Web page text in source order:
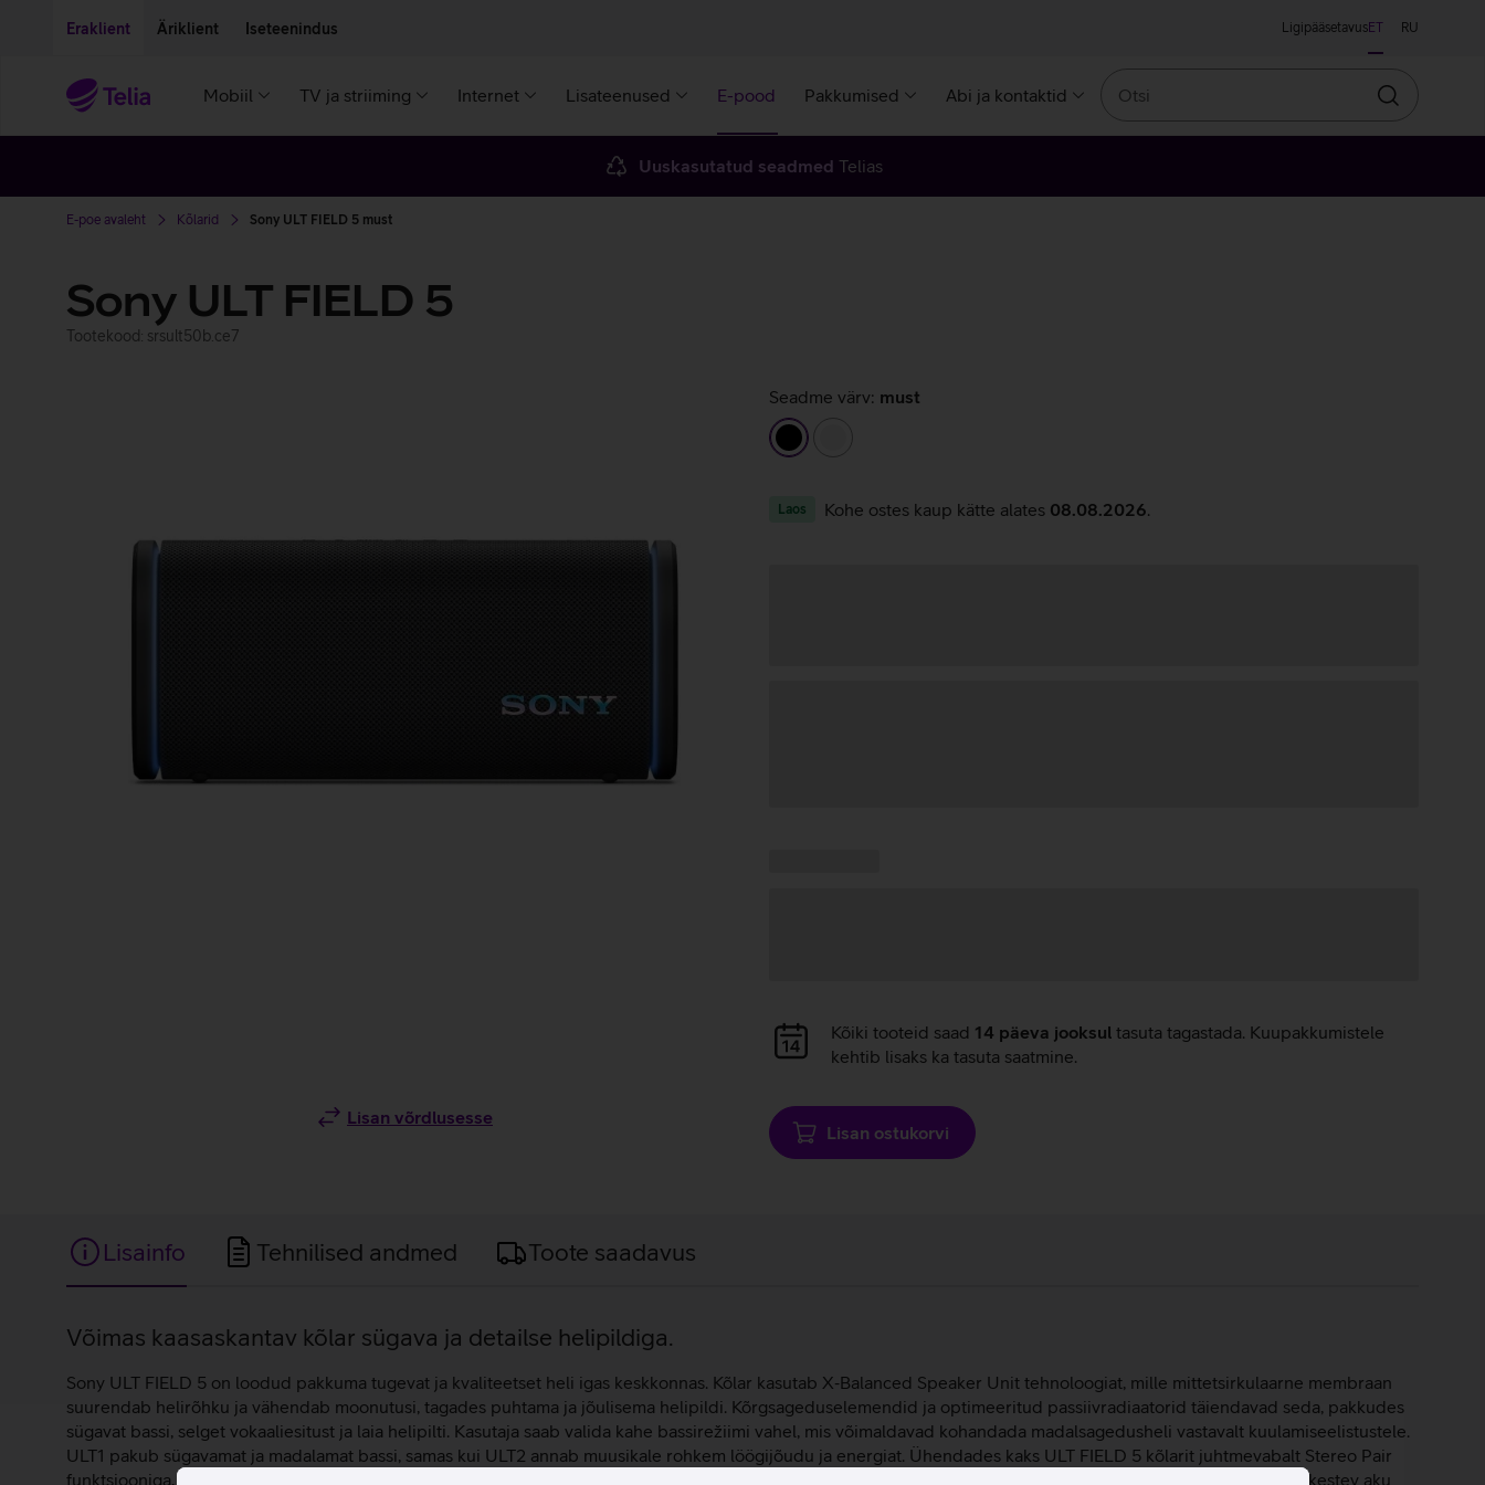
Eraklient Äriklient Iseteenindus LigipääsetavusET RU
Mobiil TV ja striiming Internet Lisateenused E-pood Pakkumised Abi ja kontaktid
Otsin
Uuskasutatud seadmed Telias
E-poe avaleht Kõlarid Sony ULT FIELD 5 must
Sony ULT FIELD 5
Tootekood: srsult50b.ce7
Lisan võrdlusesse
Seadme värv: must
must
Laos Kohe ostes kaup kätte alates 08.08.2026
Andmete
laadimine
Kõiki tooteid saad 14 päeva jooksul tasuta tagastada. Kuupakkumistele
kehtib lisaks ka tasuta saatmine.
Lisan ostukorvi
Lisainfo Tehnilised andmed Toote saadavus
Lisainfo
Võimas kaasaskantav kõlar sügava ja detailse helipildiga.
Sony ULT FIELD 5 on loodud pakkuma tugevat ja kvaliteetset heli igas keskkonnas. Kõlar kasutab X‑Balanced Speaker Unit tehnoloogiat, mille mittetsirkulaarne membraan
suurendab helirõhku ja vähendab moonutusi, tagades puhtama ja jõulisema helipildi. Kõrgsageduselemendid ja optimeeritud passiivradiaatorid täiendavad seda, pakkudes
sügavat bassi, selget vokaaliesitust ja laia helipilti. Kasutaja saab valida kahe bassirežiimi vahel, mis võimaldavad kohandada madalsagedusheli vastavalt kuulamiseelistustele.
ULT1 pakub sügavamat ja madalamat bassi, samas kui ULT2 annab muusikale rohkem löögijõudu ja energiat. Ühendades kaks ULT FIELD 5 kõlarit juhtmevabalt Stereo Pair
funktsiooniga, et aktiveerida stereorežiim ja kogeda laiema ning kaasahaaravama helipildiga kuulamiskogemust. Eemaldatav mitmeotstarbeline rihm ja 25 tundi kestev aku